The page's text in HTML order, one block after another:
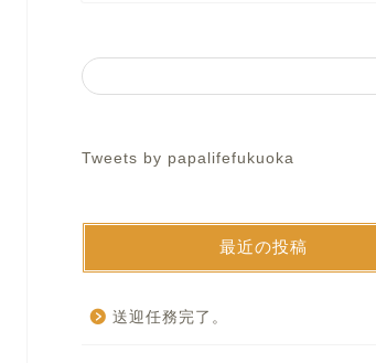
Tweets by papalifefukuoka
最近の投稿
送迎任務完了。